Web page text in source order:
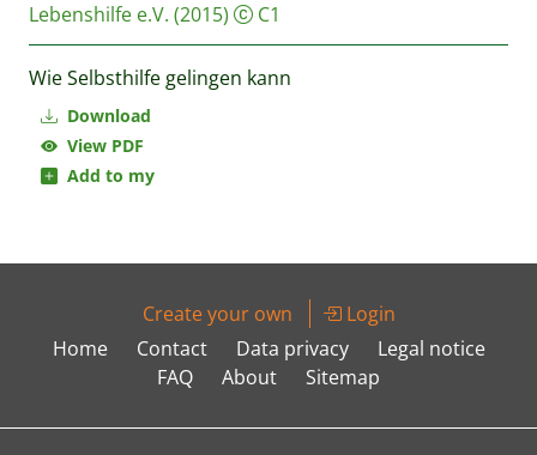
Download
View PDF
Add to my
Lebenshilfe e.V. (2015) C1
Wie Selbsthilfe gelingen kann
Create your own
Login
Home
Contact Data privacy
Legal notice
FAQ
About Sitemap